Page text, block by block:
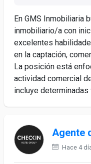
En GMS Inmobiliaria
inmobiliario/a con
excelentes
en la captación,
La posición está
actividad comercial
incluye determinadas
Agente
Hace 4